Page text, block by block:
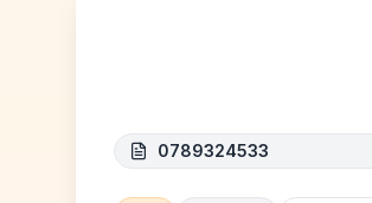
0789324533